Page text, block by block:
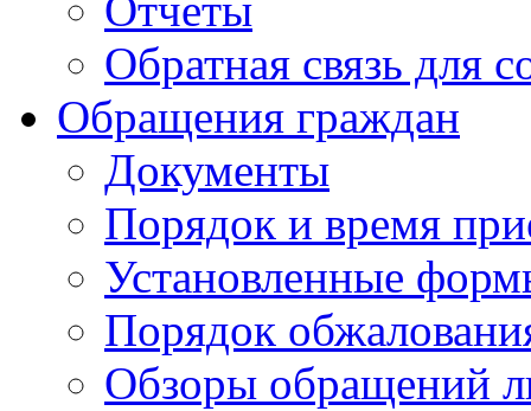
Обратная связь для
Обращения граждан
Документы
Порядок и время
Установленные
Порядок
Обзоры обращений